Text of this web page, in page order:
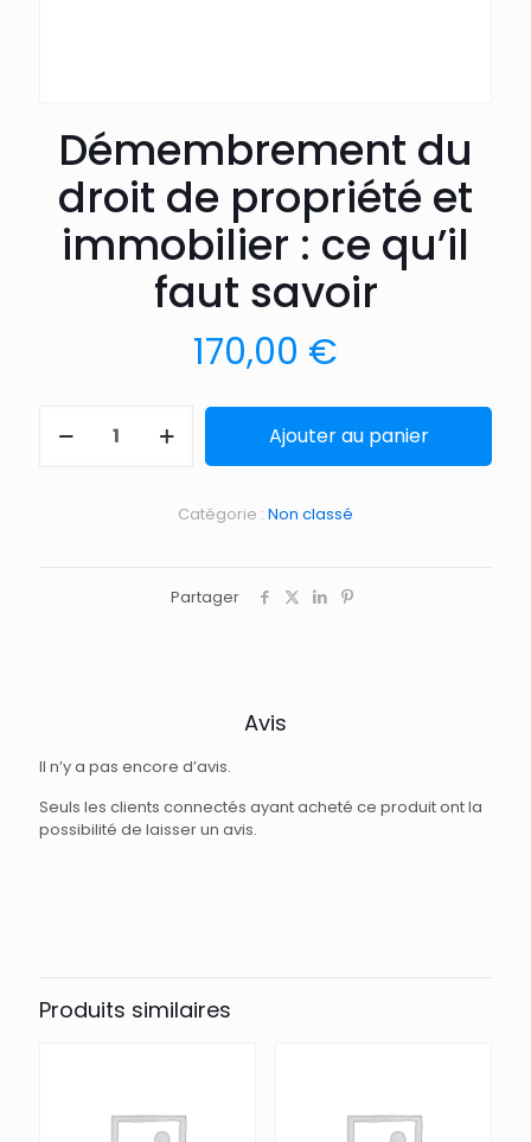
Démembrement du
droit de propriété et
immobilier : ce qu’il
faut savoir
170,00 €
Ajouter au panier
Catégorie : Non classé
Partager
Avis
Il n’y a pas encore d’avis.
Seuls les clients connectés ayant acheté ce produit ont la
possibilité de laisser un avis.
Produits similaires